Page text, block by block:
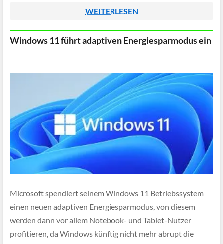
WEITERLESEN
Windows 11 führt adaptiven Energiesparmodus ein
Microsoft spendiert seinem Windows 11 Betriebssystem
einen neuen adaptiven Energiesparmodus, von diesem
werden dann vor allem Notebook- und Tablet-Nutzer
profitieren, da Windows künftig nicht mehr abrupt die